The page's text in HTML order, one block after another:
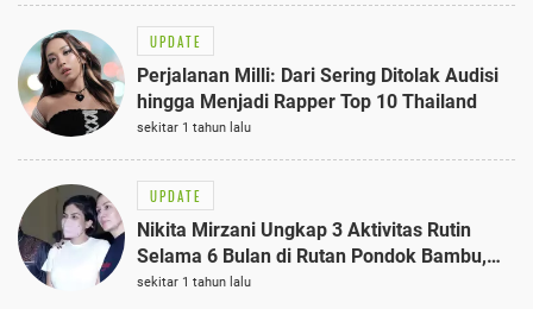
UPDATE
Perjalanan Milli: Dari Sering Ditolak Audisi
hingga Menjadi Rapper Top 10 Thailand
sekitar 1 tahun lalu
UPDATE
Nikita Mirzani Ungkap 3 Aktivitas Rutin
Selama 6 Bulan di Rutan Pondok Bambu,
Terungkap!
sekitar 1 tahun lalu